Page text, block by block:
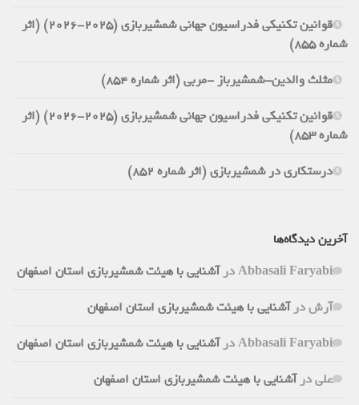
قوانین تکنیکی فدراسیون جهانی شمشیربازی (2025-2026) (اثر
شماره 855)
مثلث والدین-شمشیرباز -مربی (اثر شماره 854)
قوانین تکنیکی فدراسیون جهانی شمشیربازی (2025-2026) (اثر
شماره 853)
درستکاری در شمشیربازی (اثر شماره 852)
آخرین دیدگاه‌ها
Abbasali Faryabiدرآشنایی با هیئت شمشیربازی استان اصفهان
آرشدرآشنایی با هیئت شمشیربازی استان اصفهان
Abbasali Faryabiدرآشنایی با هیئت شمشیربازی استان اصفهان
علیدرآشنایی با هیئت شمشیربازی استان اصفهان